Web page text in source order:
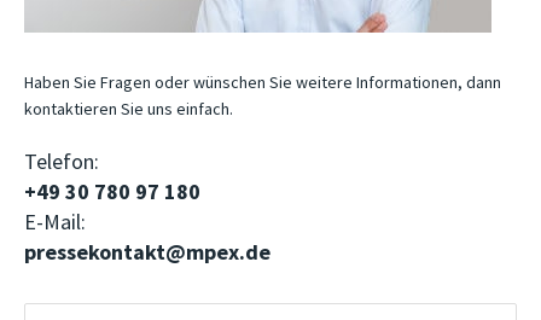
Haben Sie Fragen oder wünschen Sie weitere Informationen, dann
kontaktieren Sie uns einfach.
Telefon:
+49 30 780 97 180
E-Mail:
pressekontakt@mpex.de